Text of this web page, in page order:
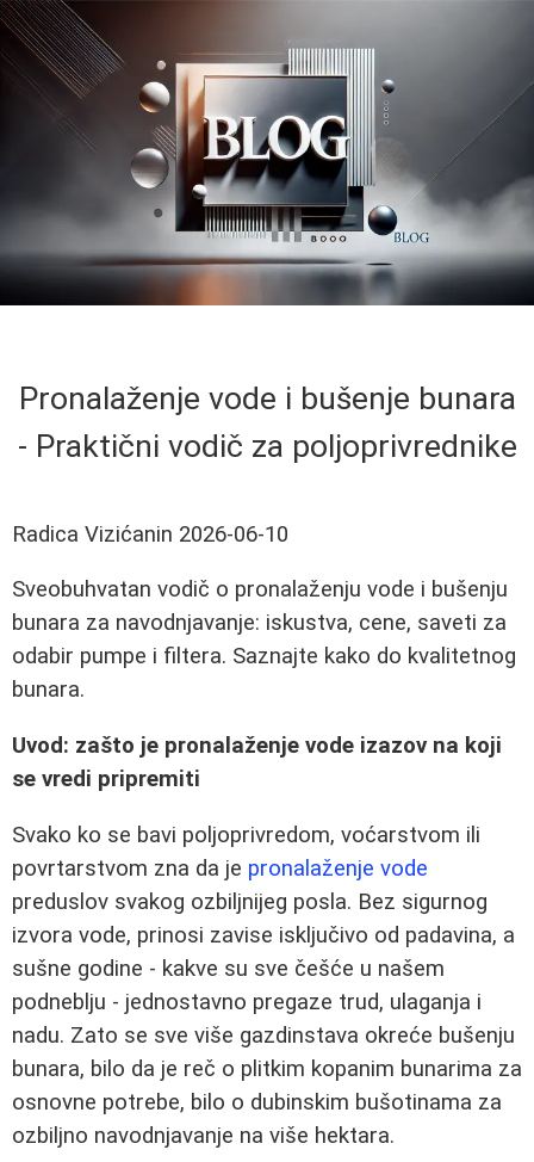
Pronalaženje vode i bušenje bunara
- Praktični vodič za poljoprivrednike
Radica Vizićanin 2026-06-10
Sveobuhvatan vodič o pronalaženju vode i bušenju
bunara za navodnjavanje: iskustva, cene, saveti za
odabir pumpe i filtera. Saznajte kako do kvalitetnog
bunara.
Uvod: zašto je pronalaženje vode izazov na koji
se vredi pripremiti
Svako ko se bavi poljoprivredom, voćarstvom ili
povrtarstvom zna da je pronalaženje vode
preduslov svakog ozbiljnijeg posla. Bez sigurnog
izvora vode, prinosi zavise isključivo od padavina, a
sušne godine - kakve su sve češće u našem
podneblju - jednostavno pregaze trud, ulaganja i
nadu. Zato se sve više gazdinstava okreće bušenju
bunara, bilo da je reč o plitkim kopanim bunarima za
osnovne potrebe, bilo o dubinskim bušotinama za
ozbiljno navodnjavanje na više hektara.